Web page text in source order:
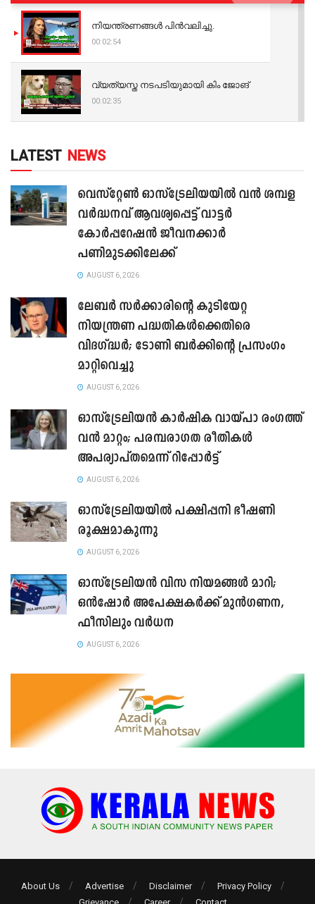
നിയന്ത്രണങ്ങള്‍ പിന്‍വലിച്ചു.
00:02:54
വ്യത്യസ്ത നടപടിയുമായി കിം ജോങ്
00:02:35
LATEST NEWS
വെസ്റ്റേൺ ഓസ്‌ട്രേലിയയിൽ വൻ ശമ്പള
വർദ്ധനവ് ആവശ്യപ്പെട്ട് വാട്ടർ
കോർപ്പറേഷൻ ജീവനക്കാർ
പണിമുടക്കിലേക്ക്
AUGUST 6, 2026
ലേബർ സർക്കാരിന്റെ കുടിയേറ്റ
നിയന്ത്രണ പദ്ധതികൾക്കെതിരെ
വിദഗ്ദ്ധർ; ടോണി ബർക്കിന്റെ പ്രസംഗം
മാറ്റിവെച്ചു
AUGUST 6, 2026
ഓസ്‌ട്രേലിയൻ കാർഷിക വായ്പാ രംഗത്ത്
വൻ മാറ്റം; പരമ്പരാഗത രീതികൾ
അപര്യാപ്തമെന്ന് റിപ്പോർട്ട്
AUGUST 6, 2026
ഓസ്ട്രേലിയയിൽ പക്ഷിപ്പനി ഭീഷണി
രൂക്ഷമാകുന്നു
AUGUST 6, 2026
ഓസ്‌ട്രേലിയൻ വിസ നിയമങ്ങൾ മാറി;
ഒൻഷോർ അപേക്ഷകർക്ക് മുൻഗണന,
ഫീസിലും വർധന
AUGUST 6, 2026
About Us Advertise Disclaimer
Privacy Policy